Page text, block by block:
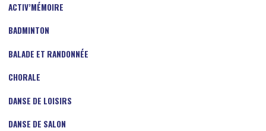
ACTIV’MÉMOIRE
BADMINTON
BALADE ET RANDONNÉE
CHORALE
DANSE DE LOISIRS
DANSE DE SALON